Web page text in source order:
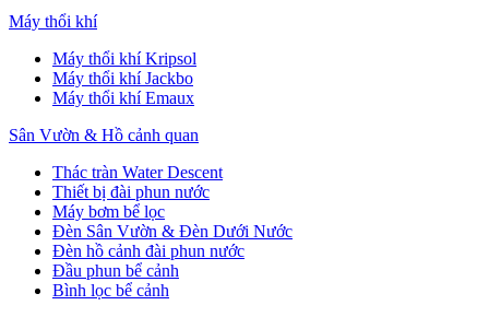
Máy thổi khí
Máy thổi khí Kripsol
Máy thổi khí Jackbo
Máy thổi khí Emaux
Sân Vườn & Hồ cảnh quan
Thác tràn Water Descent
Thiết bị đài phun nước
Máy bơm bể lọc
Đèn Sân Vườn & Đèn Dưới Nước
Đèn hồ cảnh đài phun nước
Đầu phun bể cảnh
Bình lọc bể cảnh